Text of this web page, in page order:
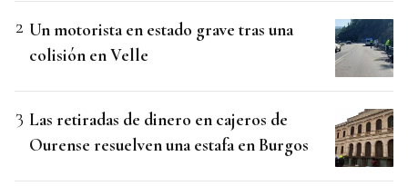
Un motorista en estado grave tras una
colisión en Velle
Las retiradas de dinero en cajeros de
Ourense resuelven una estafa en Burgos